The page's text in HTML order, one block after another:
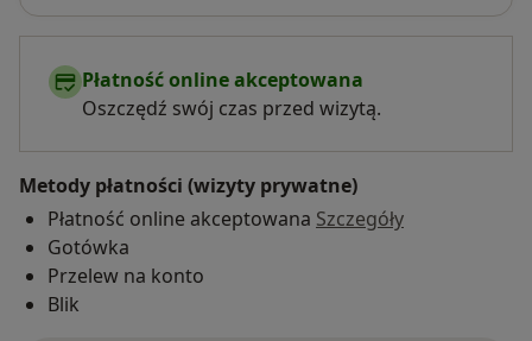
Płatność online akceptowana
Oszczędź swój czas przed wizytą.
Metody płatności (wizyty prywatne)
Płatność online akceptowana Szczegóły
Gotówka
Przelew na konto
Blik